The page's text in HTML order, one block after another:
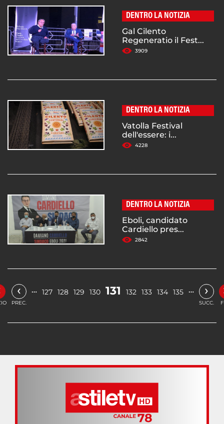
DENTRO LA NOTIZIA
Gal Cilento
Regeneratio il Fest...
3909
DENTRO LA NOTIZIA
Vatolla Festival
dell'essere: i...
4228
DENTRO LA NOTIZIA
Eboli, candidato
Cardiello pres...
2842
‹
PREC.
… 127 128 129 130 131 132 133 134 135 … ›
SUCC.